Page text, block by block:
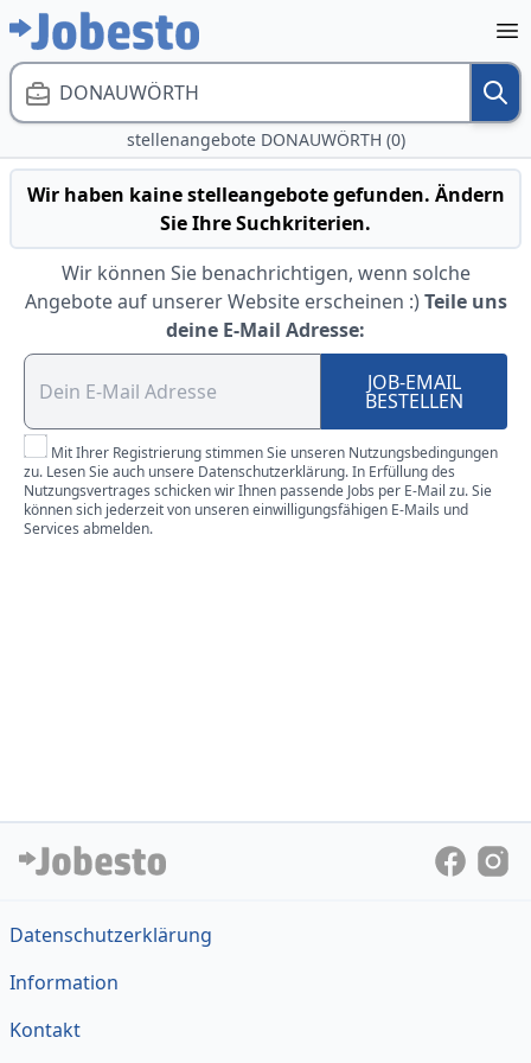
DONAUWÖRTH
stellenangebote DONAUWÖRTH (0)
Wir haben kaine stelleangebote gefunden. Ändern
Sie Ihre Suchkriterien.
Wir können Sie benachrichtigen, wenn solche
Angebote auf unserer Website erscheinen :) Teile uns
deine E-Mail Adresse:
JOB-EMAIL
BESTELLEN
Mit Ihrer Registrierung stimmen Sie unseren Nutzungsbedingungen
zu. Lesen Sie auch unsere Datenschutzerklärung. In Erfüllung des
Nutzungsvertrages schicken wir Ihnen passende Jobs per E-Mail zu. Sie
können sich jederzeit von unseren einwilligungsfähigen E-Mails und
Services abmelden.
Datenschutzerklärung
Information
Kontakt